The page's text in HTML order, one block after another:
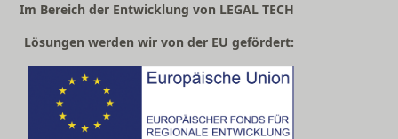
Im Bereich der Entwicklung von LEGAL TECH
Lösungen werden wir von der EU gefördert: